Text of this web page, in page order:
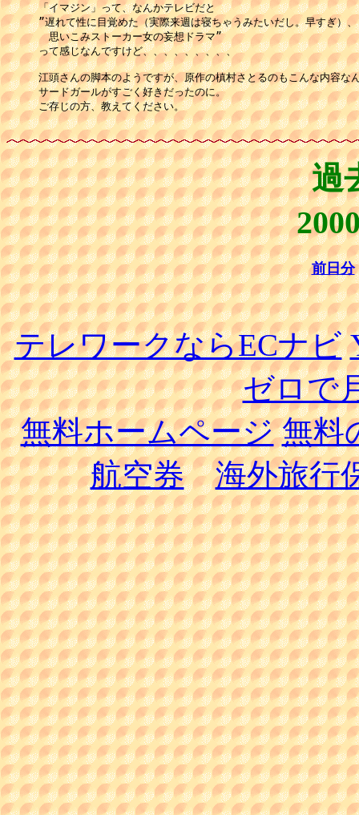
「イマジン」って、なんかテレビだと
”遅れて性に目覚めた（実際来週は寝ちゃうみたいだし。早すぎ）、
思いこみストーカー女の妄想ドラマ”
って感じなんですけど、、、、、、、、、
江頭さんの脚本のようですが、原作の槙村さとるのもこんな内容
サードガールがすごく好きだったのに。
ご存じの方、教えてください。
過
前日分
テレワークならECナビ
ゼロで
無料ホームページ 無料
航空券
海外旅行